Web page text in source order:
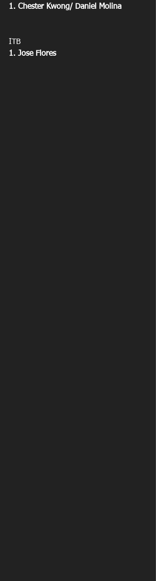
1. Chester Kwong/ Daniel Molina
ITB
1. Jose Flores